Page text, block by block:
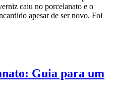
caiu no porcelanato e o
apesar de ser novo. Foi
Guia para um